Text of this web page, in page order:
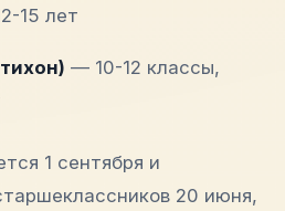
15 лет
— 10-12 классы,
1 сентября и
20 июня,